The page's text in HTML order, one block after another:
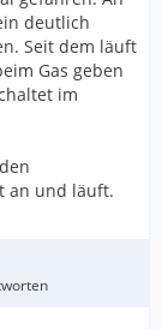
deutlich
Seit dem läuft
Gas geben
im
an und läuft.